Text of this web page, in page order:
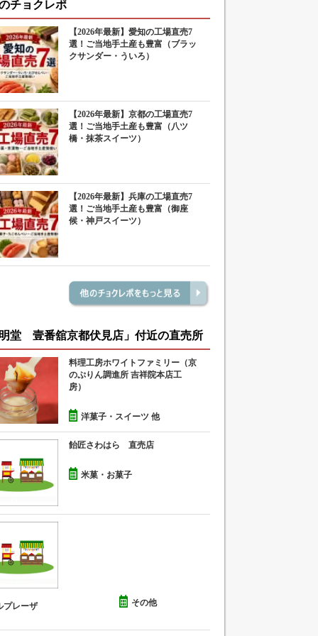
チョクレポ
【2026年最新】愛知の工場直売7
選！ご当地手土産も豊富（ブラッ
クサンダー・ういろ）
【2026年最新】京都の工場直売7
選！ご当地手土産も豊富（八ツ
橋・抹茶スイーツ）
【2026年最新】兵庫の工場直売7
選！ご当地手土産も豊富（御座
候・神戸スイーツ）
堂 壹番舘京都伏見店」付近の直売所
料理工房ホワイトファミリー（京
のぷりん調進所 吉祥院本店工
房）
洋菓子・スイーツ 他
飴匠さわはら 直売店
米菓・お菓子
プレーザ その他